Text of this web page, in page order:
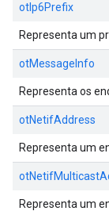
otIp6Prefix
Representa um
otMessageInfo
Representa os
otNetifAddress
Representa um
Representa um